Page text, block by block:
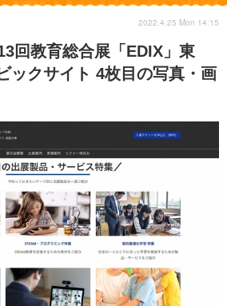
回教育総合展「EDIX」東
ックサイト 4枚目の写真・画
2022.4.25 Mon 14:15